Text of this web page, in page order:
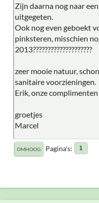
Zijn daarna nog naar
uitgegeten.
Ook nog even geboekt
pinksteren, misschien
2013????????????????????
zeer mooie natuur,
sanitaire voorzieningen.
Erik, onze
groetjes
Marcel
OMHOOG Pagina's 1